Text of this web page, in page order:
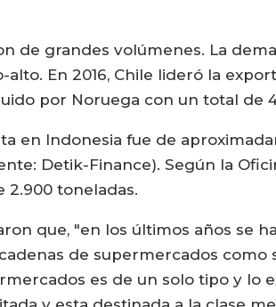
de grandes volúmenes. La
En 2016, Chile lideró la
por Noruega con un total de
en Indonesia fue de
Detik-Finance). Según la
2.900 toneladas.
que, "en los últimos años se
de supermercados como
es de un solo tipo y lo